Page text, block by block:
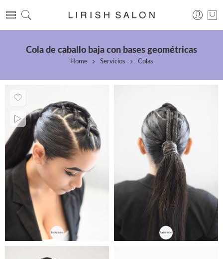
Cola de caballo baja con bases geométricas
Home Servicios Colas